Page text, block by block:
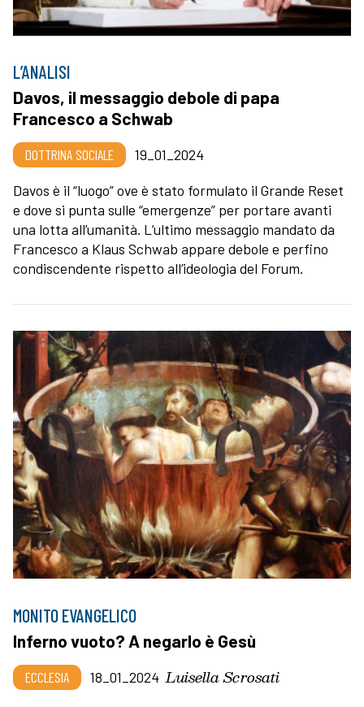
L’ANALISI
Davos, il messaggio debole di papa
Francesco a Schwab
DOTTRINA SOCIALE
19_01_2024
Davos è il “luogo” ove è stato formulato il Grande Reset
e dove si punta sulle “emergenze” per portare avanti
una lotta all’umanità. L’ultimo messaggio mandato da
Francesco a Klaus Schwab appare debole e perfino
condiscendente rispetto all’ideologia del Forum.
MONITO EVANGELICO
Inferno vuoto? A negarlo è Gesù
ECCLESIA 18_01_2024 Luisella Scrosati